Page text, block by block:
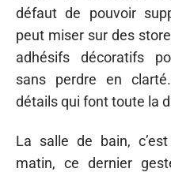
défaut de pouvoir
peut miser sur des
adhésifs décoratifs
sans perdre en
détails qui font toute la
La salle de bain,
matin, ce dernier